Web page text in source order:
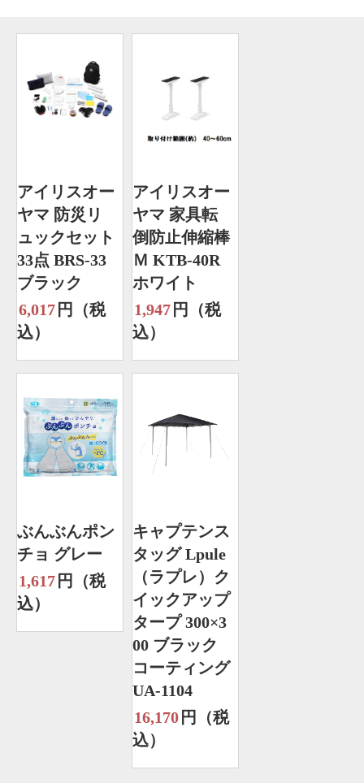
アイリスオー
ヤマ 防災リ
ュックセット
33点 BRS-33
ブラック
6,017 円（税
込）
アイリスオー
ヤマ 家具転
倒防止伸縮棒
Ｍ KTB-40R
ホワイト
1,947 円（税
込）
ぶんぶんポン
チョ グレー
1,617 円（税
込）
キャプテンス
タッグ Lpule
（ラプレ）ク
イックアップ
タープ 300×3
00 ブラック
コーティング
UA-1104
16,170 円（税
込）